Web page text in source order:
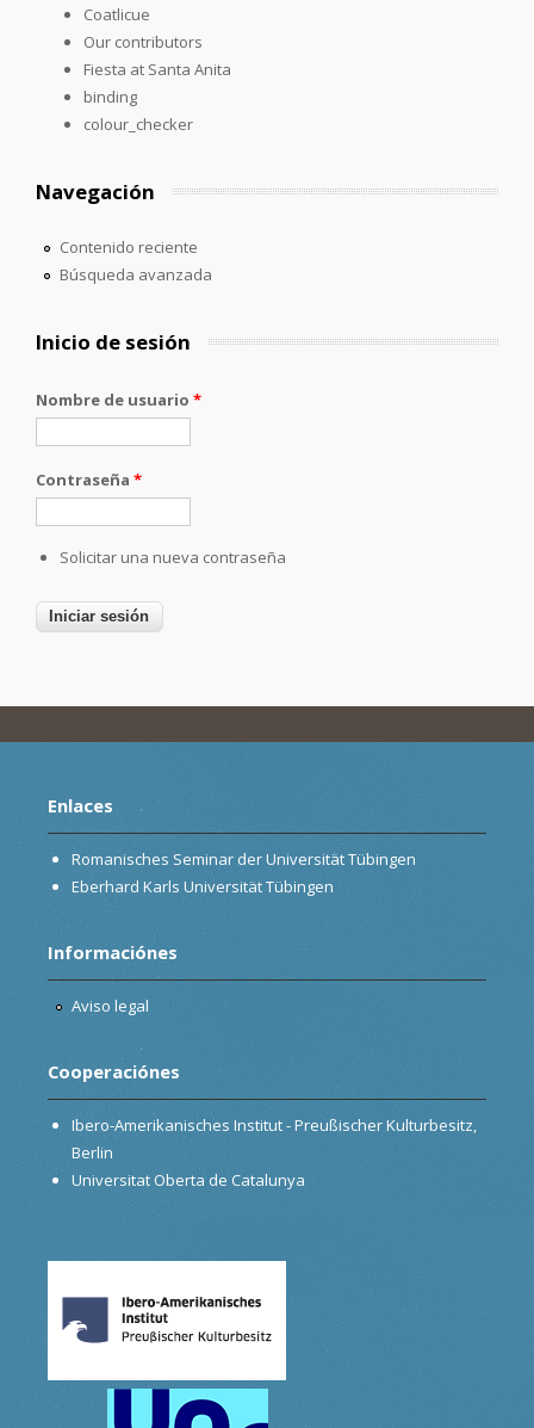
Coatlicue
Our contributors
Fiesta at Santa Anita
binding
colour_checker
Navegación
Contenido reciente
Búsqueda avanzada
Inicio de sesión
Nombre de usuario *
Contraseña *
Solicitar una nueva contraseña
Enlaces
Romanisches Seminar der Universität Tübingen
Eberhard Karls Universität Tübingen
Informaciónes
Aviso legal
Cooperaciónes
Ibero-Amerikanisches Institut - Preußischer Kulturbesitz,
Berlin
Universitat Oberta de Catalunya